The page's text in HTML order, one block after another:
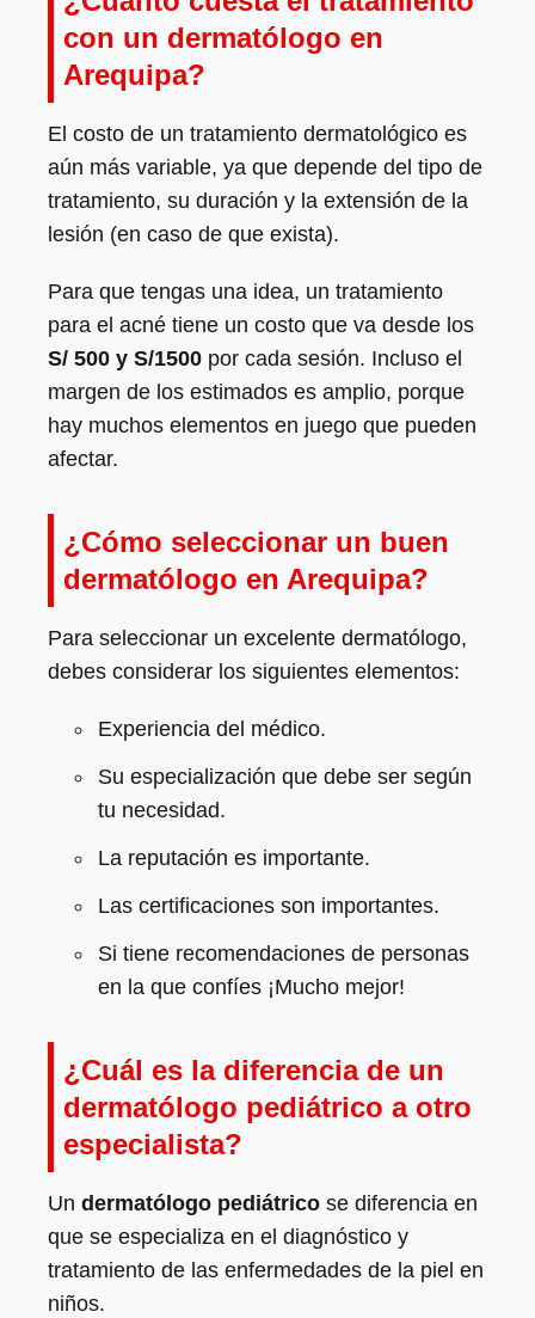
con un dermatólogo en
Arequipa?
El costo de un tratamiento dermatológico es
aún más variable, ya que depende del tipo de
tratamiento, su duración y la extensión de la
lesión (en caso de que exista).
Para que tengas una idea, un tratamiento
para el acné tiene un costo que va desde los
S/ 500 y S/1500 por cada sesión. Incluso el
margen de los estimados es amplio, porque
hay muchos elementos en juego que pueden
afectar.
¿Cómo seleccionar un buen
dermatólogo en Arequipa?
Para seleccionar un excelente dermatólogo,
debes considerar los siguientes elementos:
Experiencia del médico.
Su especialización que debe ser según
tu necesidad.
La reputación es importante.
Las certificaciones son importantes.
Si tiene recomendaciones de personas
en la que confíes ¡Mucho mejor!
¿Cuál es la diferencia de un
dermatólogo pediátrico a otro
especialista?
Un dermatólogo pediátrico se diferencia en
que se especializa en el diagnóstico y
tratamiento de las enfermedades de la piel en
niños.